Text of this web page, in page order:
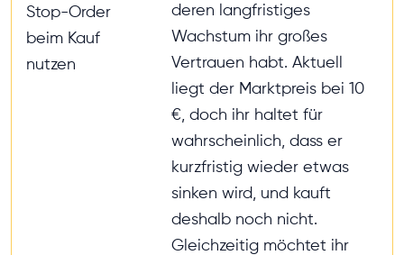
Stop-Order
beim Kauf
nutzen
deren langfristiges
Wachstum ihr großes
Vertrauen habt. Aktuell
liegt der Marktpreis bei 10
€, doch ihr haltet für
wahrscheinlich, dass er
kurzfristig wieder etwas
sinken wird, und kauft
deshalb noch nicht.
Gleichzeitig möchtet ihr